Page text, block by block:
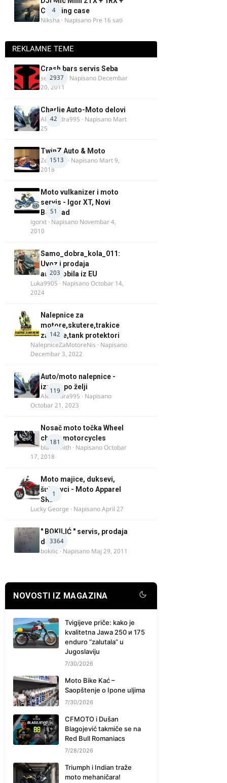
4
Charging case
Niksha · Napisano Pre 16 sati
REKLAMNE TEME
2937
Crash bars servis Seba
seba011 · Napisano Decembar
20, 2011
42
Charlie Auto-Moto delovi
Alexandra995 · Napisano Mart
25
1513
TwinZ Auto & Moto
Zeljkamp · Napisano Mart 9,
2018
51
Moto vulkanizer i moto
servis - Igor XT, Novi
Beograd
igorxt · Napisano Novembar 4,
2010
203
Samo_dobra_kola_011:
Uvoz i prodaja
automobila iz EU
Luka9905 · NapisanoOctobar 14,
2024
142
Nalepnice za
motore,skutere,trakice
za felne,tank protektori
NalepniceZaMotoreNis · Napisano
Decembar 3, 2022
119
Auto/moto nalepnice -
izrada po želji
Alexandra995 · Napisano
Octobar 21, 2023
181
Nosač moto točka Wheel
chock motorcycles
blacksmith · NapisanoOctobar
17, 2018
1
Moto majice, duksevi,
šuškavci - Moto Apparel
SRB
Lucky George · NapisanoApril 27
3364
" BOKILIĆ " servis, prodaja
delova
bokilic · Napisano Maj 29, 2011
NOVOSTI IZ MAGAZINA
Tvigijeve priče: kako je
kvalitetna Jawa 250 и 175
enduro “zalutala” u
Jugoslaviju
7/30/2026
Moto Bike Kać –
Saopštenje o Ipone uljima
7/30/2026
CFMOTO i Dušan
Blagojević takmiče se na
Red Bull Romaniacs
7/28/2026
Triumph i Indian traže
moto mehaničara!